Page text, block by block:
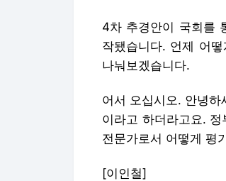
4차 추경안이 국회를
작됐습니다. 언제 어
나눠보겠습니다.
어서 오십시오. 안녕
이라고 하더라고요.
전문가로서 어떻게 평
[이인철]